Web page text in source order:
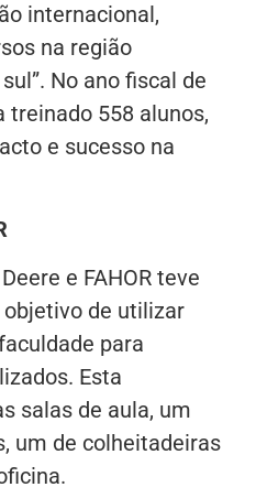
internacional,
na região
No ano fiscal de
treinado 558 alunos,
e sucesso na
e FAHOR teve
de utilizar
para
Esta
salas de aula, um
um de colheitadeiras